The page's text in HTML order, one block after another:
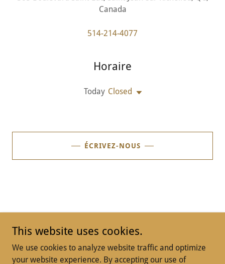
Canada
514-214-4077
Horaire
Today Closed
ÉCRIVEZ-NOUS
This website uses cookies.
We use cookies to analyze website traffic and optimize
your website experience. By accepting our use of